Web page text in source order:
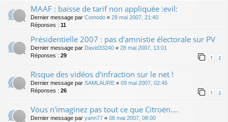
MAAF : baisse de tarif non appliquée :evil:
Dernier message par Comodo « 28 mai 2007, 21:40
Réponses : 11
Présidentielle 2007 : pas d'amnistie électorale sur PV
Dernier message par David33240 « 28 mai 2007, 13:01
Réponses : 29 1 2
Risque des vidéos d'infraction sur le net !
Dernier message par SAMLAURE « 09 mai 2007, 02:46
Réponses : 26 1 2
Vous n'imaginez pas tout ce que Citroën....
Dernier message par yann77 « 08 mai 2007, 08:00